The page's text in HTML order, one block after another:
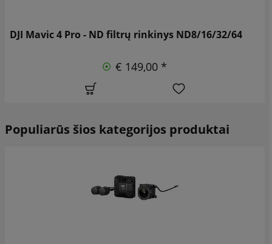
DJI Mavic 4 Pro - ND filtrų rinkinys ND8/16/32/64
€ 149,00 *
Populiarūs šios kategorijos produktai